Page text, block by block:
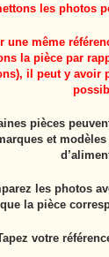
D’un Pc
les photos
une même
la pièce par
il peut y avoir
pièces
et
les photos
la pièce
votre